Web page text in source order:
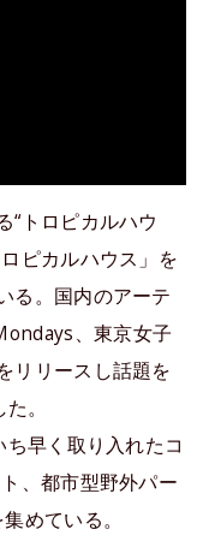
“トロピカルハウ
ピカルハウス」を
る。国内のアーテ
、東京女子
リリースし話題を
。
ち早く取り入れたコ
、都市型野外パー
めている。